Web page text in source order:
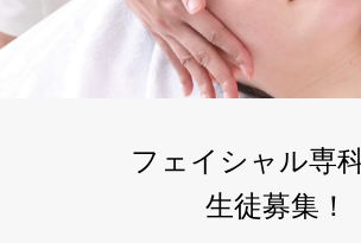
フェイシャル専
生徒募集！